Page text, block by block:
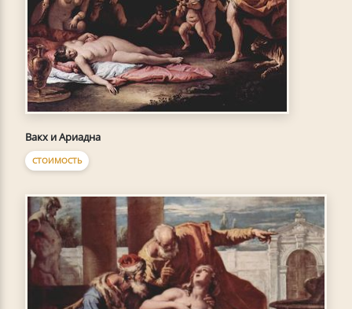
Вакх и Ариадна
СТОИМОСТЬ